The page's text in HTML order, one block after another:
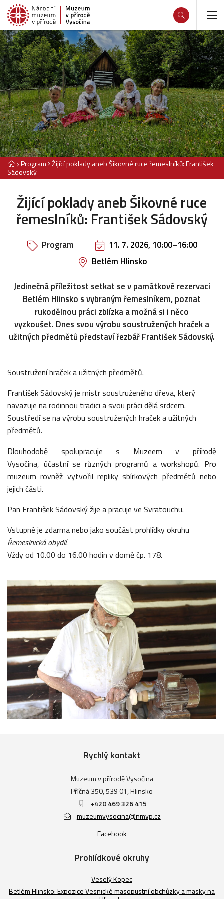
Program Žijící poklady aneb Šikovné ruce řemeslníků: František
Sádovský
Žijící poklady aneb Šikovné ruce
řemeslníků: František Sádovský
Program 11. 7. 2026, 10:00–16:00
Betlém Hlinsko
Jedinečná příležitost setkat se v památkové rezervaci
Betlém Hlinsko s vybraným řemeslníkem, poznat
rukodělnou práci zblízka a možná si i něco
vyzkoušet. Dnes svou výrobu soustružených hraček a
užitných předmětů představí řezbář František Sádovský.
Soustružení hraček a užitných předmětů.
František Sádovský je mistr soustruženého dřeva, který
navazuje na rodinnou tradici a svou práci dělá srdcem.
Soustředí se na výrobu soustružených hraček a užitných
předmětů.
Dlouhodobě spolupracuje s Muzeem v přírodě
Vysočina, účastní se různých programů a workshopů. Pro
muzeum rovněž vytvořil repliky sbírkových předmětů nebo
jejich části.
Pan František Sádovský žije a pracuje ve Svratouchu.
Vstupné je zdarma nebo jako součást prohlídky okruhu
Řemeslnická obydlí.
Vždy od 10.00 do 16.00 hodin v domě čp. 178.
Rychlý kontakt
Muzeum v přírodě Vysočina
Příčná 350, 539 01, Hlinsko
+420 469 326 415
muzeumvysocina@nmvp.cz
Facebook
Prohlídkové okruhy
Veselý Kopec
Betlém Hlinsko: Expozice Vesnické masopustní obchůzky a masky na